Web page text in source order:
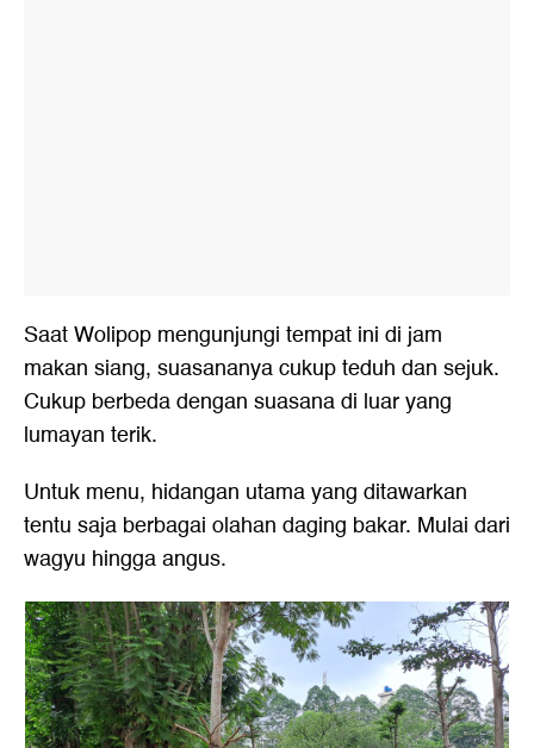
Saat Wolipop mengunjungi tempat ini di jam
makan siang, suasananya cukup teduh dan sejuk.
Cukup berbeda dengan suasana di luar yang
lumayan terik.
Untuk menu, hidangan utama yang ditawarkan
tentu saja berbagai olahan daging bakar. Mulai dari
wagyu hingga angus.